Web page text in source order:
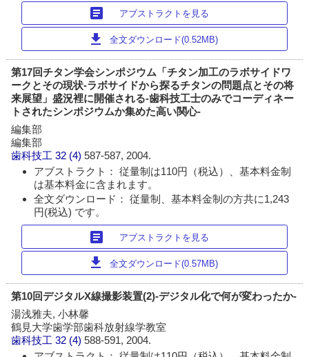
article アブストラクトを見る
download 全文ダウンロード(0.52MB)
第17回チタン学会シンポジウム「チタン加工のラボサイドワ
ークとその現状-ラボサイドから探るチタンの問題点とその将
来展望」盛況裡に開催される-歯科技工士のみでコーディネー
トされたシンポジウムか集めた高い関心-
編集部
編集部
歯科技工 32 (4)587-587, 2004.
アブストラクト： 従量制は110円（税込）、基本料金制
は基本料金に含まれます。
全文ダウンロード： 従量制、基本料金制の方共に1,243
円(税込) です。
article アブストラクトを見る
download 全文ダウンロード(0.57MB)
第10回デジタルX線撮影装置(2)-デジタル化で何が変わったか-
湯浅雅夫, 小林馨
鶴見大学歯学部歯科放射線学教室
歯科技工 32 (4)588-591, 2004.